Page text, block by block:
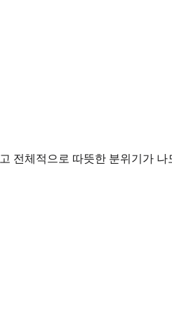
전체적으로 따뜻한 분위기가 나